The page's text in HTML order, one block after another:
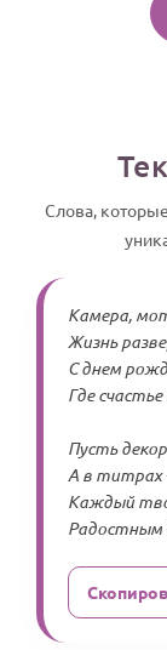
Слова,
Камера,
Жизнь
С днем
Где
Пусть
А в титрах
Каждый
Радостным